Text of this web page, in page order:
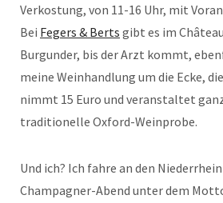
Verkostung, von 11-16 Uhr, mit
Bei Fegers & Berts gibt es im
Burgunder, bis der Arzt kommt,
meine Weinhandlung um die Ecke,
nimmt 15 Euro und veranstaltet
traditionelle Oxford-Weinprobe.
Und ich? Ich fahre an den
Champagner-Abend unter dem